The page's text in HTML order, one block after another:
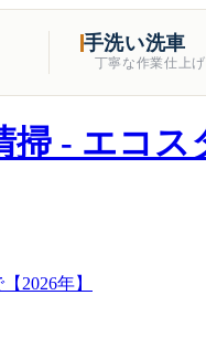
手洗い洗車
丁寧な作業仕上げ
2026年】